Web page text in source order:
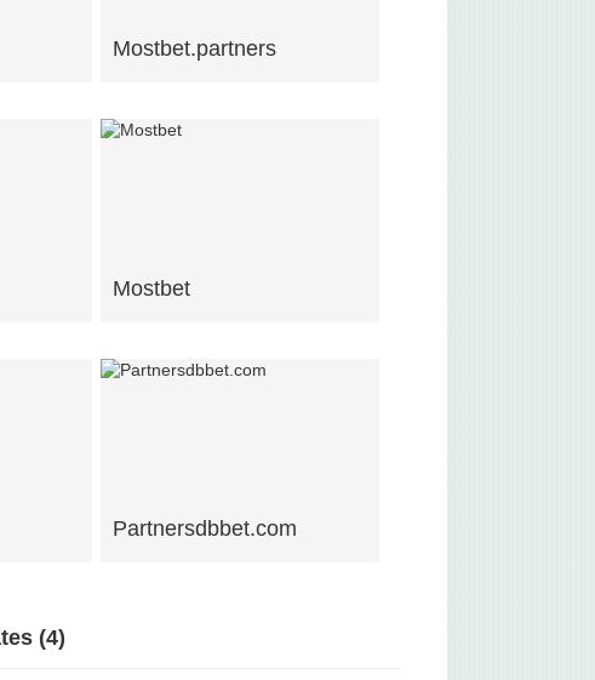
Mostbet.partners
Mostbet
Partnersdbbet.com
(4)